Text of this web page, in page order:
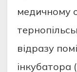
медичному
відразу
інкубатора